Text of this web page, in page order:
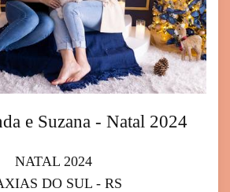
e Suzana - Natal 2024
NATAL 2024
DO SUL - RS